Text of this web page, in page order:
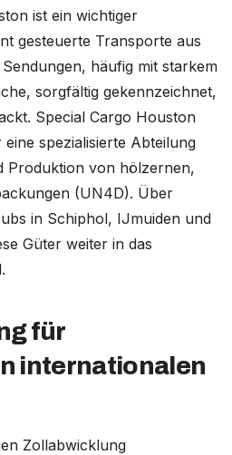
ist ein wichtiger
gesteuerte Transporte aus
häufig mit starkem
sorgfältig gekennzeichnet,
Special Cargo Houston
spezialisierte Abteilung
Produktion von hölzernen,
(UN4D). Über
in Schiphol, IJmuiden und
Güter weiter in das
für
internationalen
Zollabwicklung